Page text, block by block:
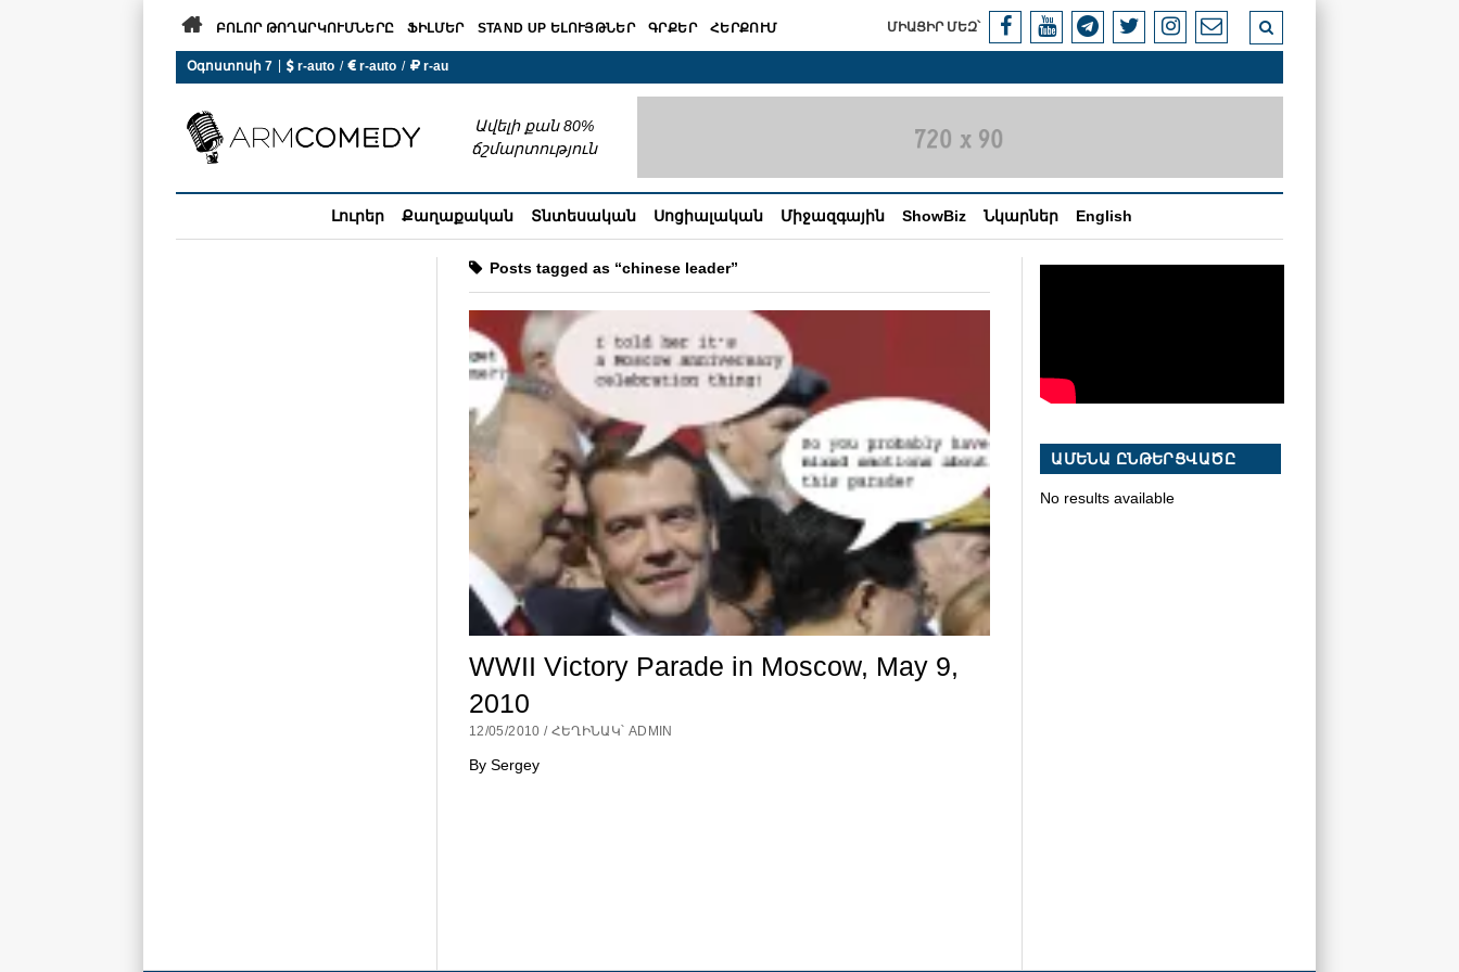
 ԲՈԼՈՐ ԹՈՂԱՐԿՈՒՄՆԵՐԸ ՖԻԼՄԵՐ STAND UP ԵԼՈՒՅԹՆԵՐ ԳՐՔԵՐ ՀԵՐՔՈՒՄ ՄԻԱՑԻՐ ՄԵԶ՝
Օգոստոսի 7 |  r-auto /  r-auto /  r-au
Ավելի քան 80%
ճշմարտություն
Լուրեր Քաղաքական Տնտեսական Սոցիալական Միջազգային ShowBiz Նկարներ English
Posts tagged as “chinese leader”
WWII Victory Parade in Moscow, May 9,
2010
12/05/2010 / ՀԵՂԻՆԱԿ՝ ADMIN
By Sergey
ԱՄԵՆԱ ԸՆԹԵՐՑՎԱԾԸ
No results available